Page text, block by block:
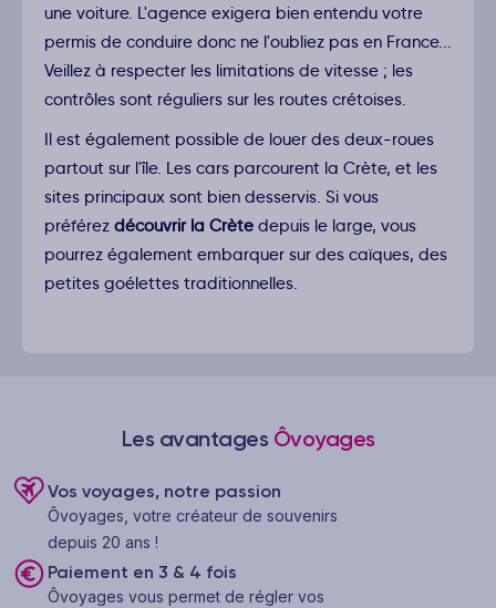
une voiture. L'agence exigera bien entendu votre
permis de conduire donc ne l'oubliez pas en France...
Veillez à respecter les limitations de vitesse ; les
contrôles sont réguliers sur les routes crétoises.
Il est également possible de louer des deux-roues
partout sur l'île. Les cars parcourent la Crète, et les
sites principaux sont bien desservis. Si vous
préférez découvrir la Crète depuis le large, vous
pourrez également embarquer sur des caïques, des
petites goélettes traditionnelles.
Les avantages Ôvoyages
Vos voyages, notre passion
Ôvoyages, votre créateur de souvenirs
depuis 20 ans !
Paiement en 3 & 4 fois
Ôvoyages vous permet de régler vos